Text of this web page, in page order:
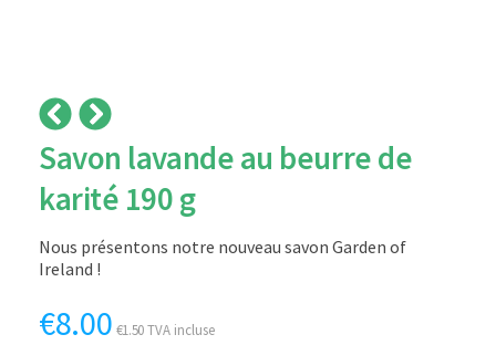
Savon lavande au beurre de
karité 190 g
Nous présentons notre nouveau savon Garden of
Ireland !
€8.00 €1.50TVA incluse